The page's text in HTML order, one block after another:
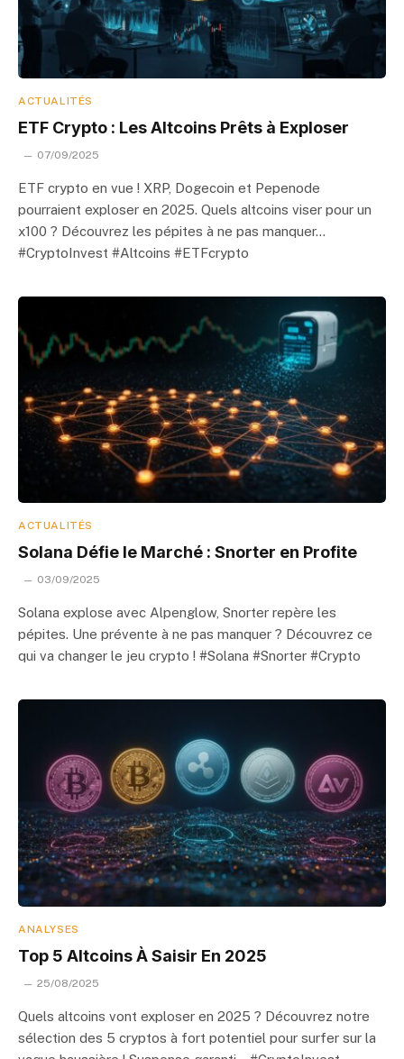
ACTUALITÉS
ETF Crypto : Les Altcoins Prêts à Exploser
07/09/2025
ETF crypto en vue ! XRP, Dogecoin et Pepenode
pourraient exploser en 2025. Quels altcoins viser pour un
x100 ? Découvrez les pépites à ne pas manquer…
#CryptoInvest #Altcoins #ETFcrypto
ACTUALITÉS
Solana Défie le Marché : Snorter en Profite
03/09/2025
Solana explose avec Alpenglow, Snorter repère les
pépites. Une prévente à ne pas manquer ? Découvrez ce
qui va changer le jeu crypto ! #Solana #Snorter #Crypto
ANALYSES
Top 5 Altcoins À Saisir En 2025
25/08/2025
Quels altcoins vont exploser en 2025 ? Découvrez notre
sélection des 5 cryptos à fort potentiel pour surfer sur la